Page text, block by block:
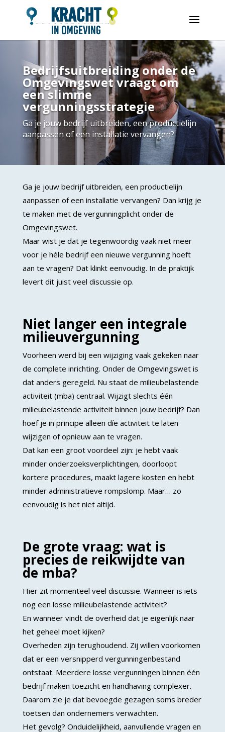
Bedrijfsuitbreiding onder de
Omgevingswet vraagt om
een slimme
vergunningsstrategie
Ga je jouw bedrijf uitbreiden, een productielijn
aanpassen of een installatie vervangen?
Ga je jouw bedrijf uitbreiden, een productielijn
aanpassen of een installatie vervangen? Dan krijg je
te maken met de vergunningplicht onder de
Omgevingswet.
Maar wist je dat je tegenwoordig vaak niet meer
voor je héle bedrijf een nieuwe vergunning hoeft
aan te vragen? Dat klinkt eenvoudig. In de praktijk
levert dit juist veel discussie op.
Niet langer een integrale
milieuvergunning
Voorheen werd bij een wijziging vaak gekeken naar
de complete inrichting. Onder de Omgevingswet is
dat anders geregeld. Nu staat de milieubelastende
activiteit (mba) centraal. Wijzigt slechts één
milieubelastende activiteit binnen jouw bedrijf? Dan
hoef je in principe alleen díe activiteit te laten
wijzigen of opnieuw aan te vragen.
Dat kan een groot voordeel zijn: je hebt vaak
minder onderzoeksverplichtingen, doorloopt
kortere procedures, maakt lagere kosten en hebt
minder administratieve rompslomp. Maar… zo
eenvoudig is het niet altijd.
De grote vraag: wat is
precies de reikwijdte van
de mba?
Hier zit momenteel veel discussie. Wanneer is iets
nog een losse milieubelastende activiteit?
En wanneer vindt de overheid dat je eigenlijk naar
het geheel moet kijken?
Overheden zijn terughoudend. Zij willen voorkomen
dat er een versnipperd vergunningenbestand
ontstaat. Meerdere losse vergunningen binnen één
bedrijf maken toezicht en handhaving complexer.
Daarom zie je dat bevoegde gezagen soms breder
toetsen dan ondernemers verwachten.
Het gevolg? Onduidelijkheid, aanvullende vragen en